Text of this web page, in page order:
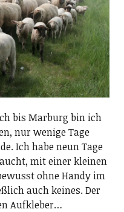
bis Marburg bin ich
nur wenige Tage
Ich habe neun Tage
mit einer kleinen
ohne Handy im
auch keines. Der
Aufkleber…